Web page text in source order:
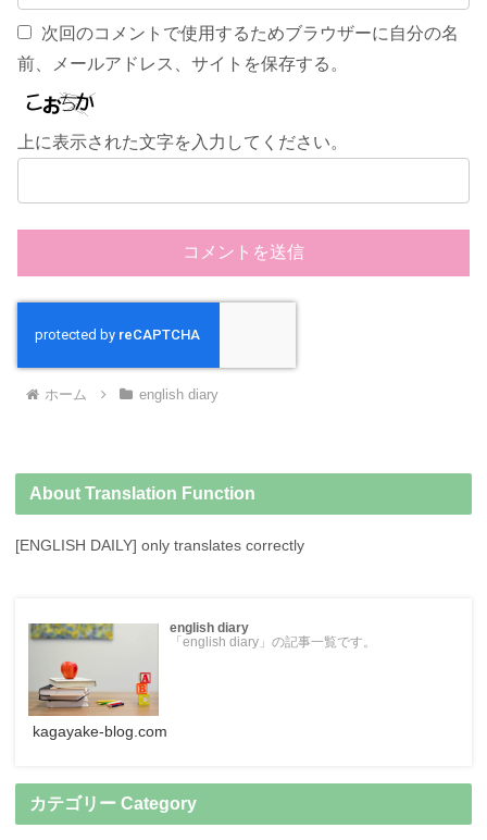
次回のコメントで使用するためブラウザーに自分の名
前、メールアドレス、サイトを保存する。
上に表示された文字を入力してください。
ホーム english diary
About Translation Function
[ENGLISH DAILY] only translates correctly
english diary
「english diary」の記事一覧です。
kagayake-blog.com
カテゴリー Category